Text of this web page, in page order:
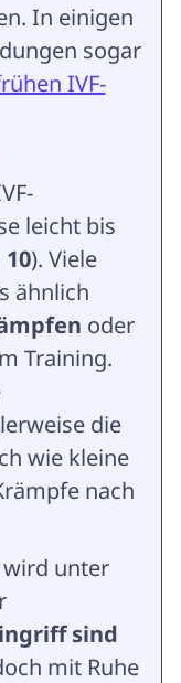
In einigen
sogar
IVF-
leicht bis
). Viele
ähnlich
oder
Training.
die
wie kleine
nach
unter
sind
mit Ruhe